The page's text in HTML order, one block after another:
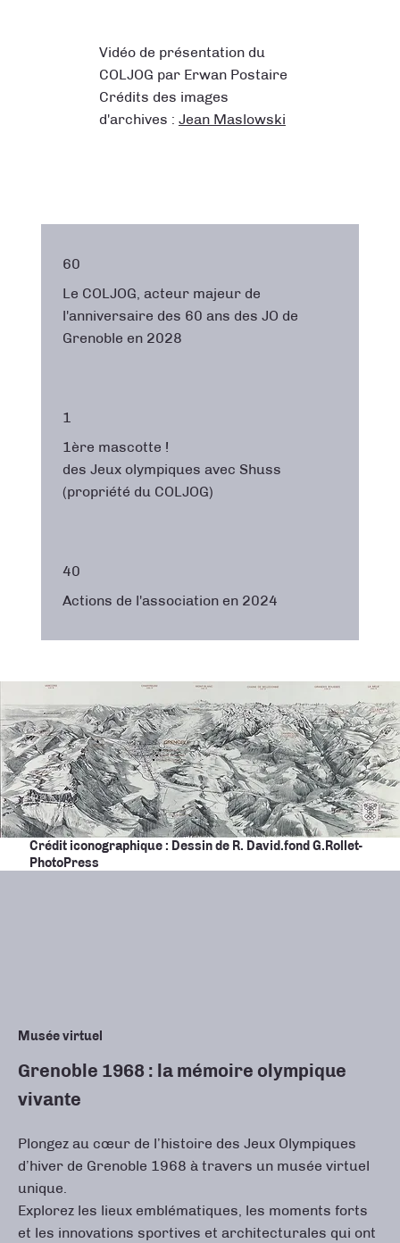
Vidéo de présentation du
COLJOG par Erwan Postaire
Crédits des images
d'archives : Jean Maslowski
60
Le COLJOG, acteur majeur de
l'anniversaire des 60 ans des JO de
Grenoble en 2028
1
1ère mascotte !
des Jeux olympiques avec Shuss
(propriété du COLJOG)
40
Actions de l'association en 2024
Crédit iconographique : Dessin de R. David. fond G.Rollet-
PhotoPress
Musée virtuel
Grenoble 1968 : la mémoire olympique
vivante
Plongez au cœur de l’histoire des Jeux Olympiques
d’hiver de Grenoble 1968 à travers un musée virtuel
unique.
Explorez les lieux emblématiques, les moments forts
et les innovations sportives et architecturales qui ont